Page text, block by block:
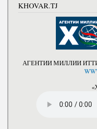
KHOVAR.TJ
АГЕНТИИ МИЛЛИИ